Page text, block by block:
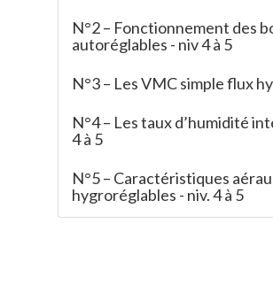
N°2 – Fonctionnement des
autoréglables - niv 4 à 5
N°3 – Les VMC simple flux
N°4 – Les taux d’humidité
4 à 5
N°5 – Caractéristiques
hygroréglables - niv. 4 à 5